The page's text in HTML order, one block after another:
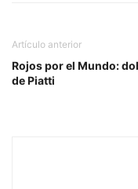
Artículo anterior
Rojos por el Mundo:
de Piatti